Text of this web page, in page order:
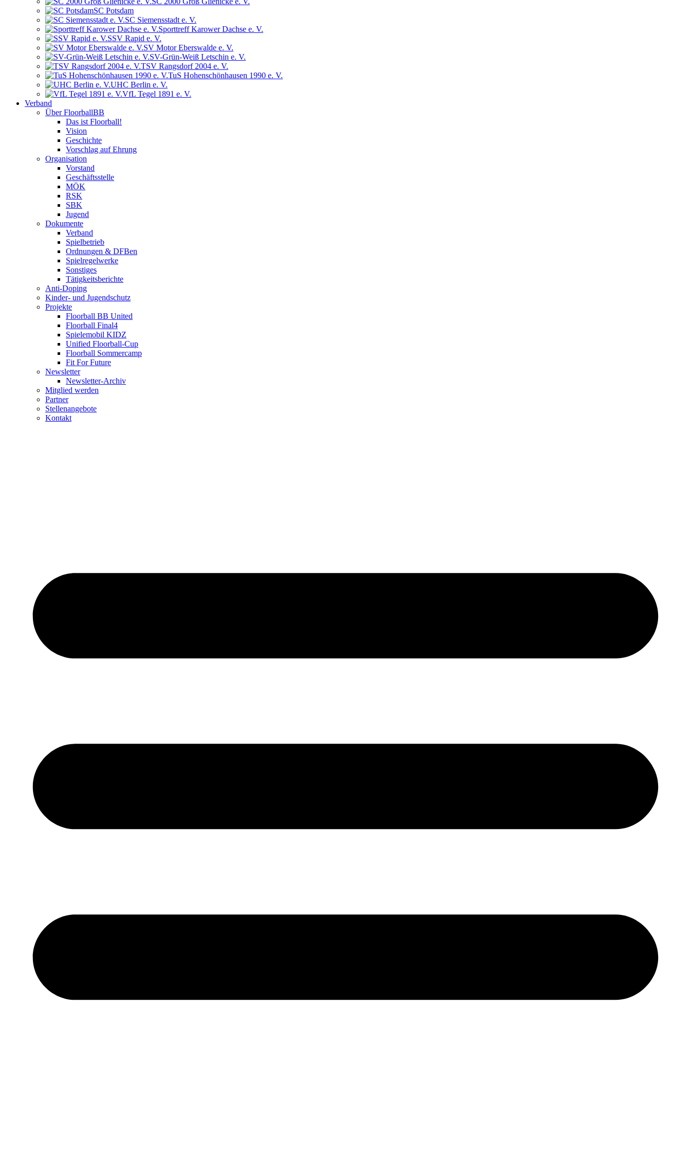
SC Potsdam
SC Siemensstadt e. V.
Sporttreff Karower Dachse e. V.
SSV Rapid e. V.
SV Motor Eberswalde e. V.
SV-Grün-Weiß Letschin e. V.
TSV Rangsdorf 2004 e. V.
TuS Hohenschönhausen 1990 e. V.
UHC Berlin e. V.
VfL Tegel 1891 e. V.
Verband
Über FloorballBB
Das ist Floorball!
Vision
Geschichte
Vorschlag auf Ehrung
Organisation
Vorstand
Geschäftsstelle
MÖK
RSK
SBK
Jugend
Dokumente
Verband
Spielbetrieb
Ordnungen & DFBen
Spielregelwerke
Sonstiges
Tätigkeitsberichte
Anti-Doping
Kinder- und Jugendschutz
Projekte
Floorball BB United
Floorball Final4
Spielemobil KIDZ
Unified Floorball-Cup
Floorball Sommercamp
Fit For Future
Newsletter
Newsletter-Archiv
Mitglied werden
Partner
Stellenangebote
Kontakt